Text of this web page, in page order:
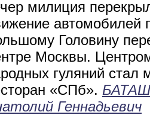
милиция
автомобилей
Головину
Москвы.
гуляний стал
«СПб».
Геннадьевич